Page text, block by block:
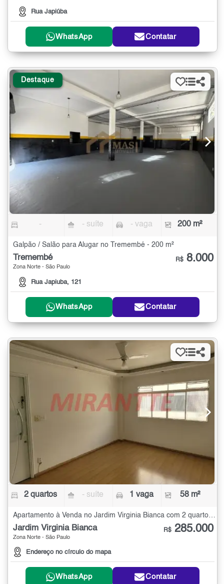
Rua Japiúba
WhatsApp Contatar
Destaque
- - suíte - vaga 200 m²
Galpão / Salão para Alugar no Tremembé - 200 m²
Tremembé
Zona Norte - São Paulo
Rua Japiuba, 121
R$ 8.000
WhatsApp Contatar
2 quartos - suíte 1 vaga 58 m²
Jardim Virginia Bianca
Zona Norte - São Paulo
Endereço no círculo do mapa
R$ 285.000
WhatsApp Contatar